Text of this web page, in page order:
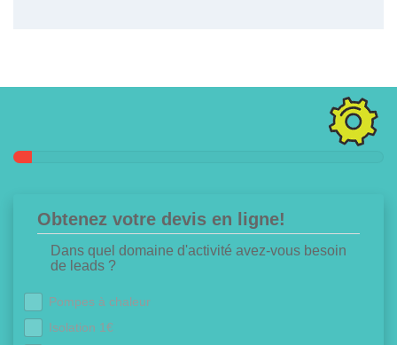
Obtenez votre devis en ligne!
Dans quel domaine d'activité avez-vous besoin
de leads ?
Pompes à chaleur
Isolation 1€